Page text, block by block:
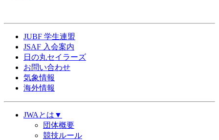
JUBF 学生連盟
JSAF 入会案内
日の丸セイラーズ
お問い合わせ
気象情報
海外情報
JWAとは▼
団体概要
競技ルール